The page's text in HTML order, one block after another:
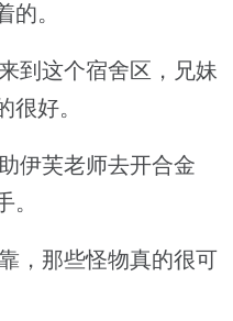
的。
到这个宿舍区，兄妹
很好。
伊芙老师去开合金
。
，那些怪物真的很可